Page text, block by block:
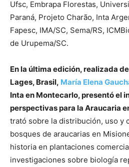
Ufsc, Embrapa Florestas,
Paraná, Projeto Charão, Inta
Fapesc, IMA/SC, Sema/RS,
de Urupema/SC.
En la última edición, realizada
Lages, Brasil, María Elena
Inta en Montecarlo, presentó el
perspectivas para la Araucaria
trató sobre la distribución, uso y
bosques de araucarias en
historia en plantaciones
investigaciones sobre biología